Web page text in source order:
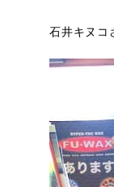
石井キヌコ